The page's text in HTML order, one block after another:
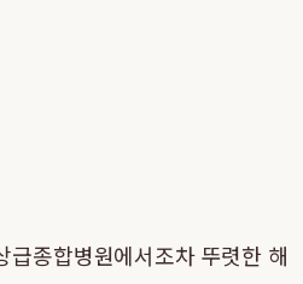
종합병원에서조차 뚜렷한 해